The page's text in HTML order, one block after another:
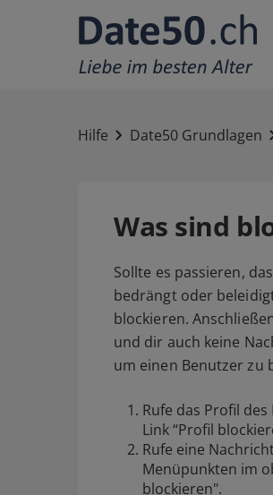
Hilfe Date50 Grundlagen
Was sind
Sollte es passieren,
bedrängt oder
blockieren.
und dir auch keine
um einen Benutzer zu
Rufe das Profil
Link “Profil
Rufe eine
Menüpunkten im
blockieren".